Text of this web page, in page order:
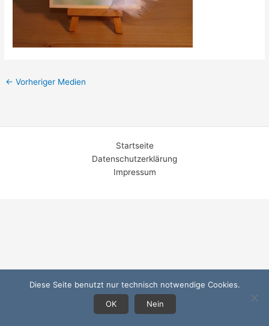
← Vorheriger Medien
Startseite
Datenschutzerklärung
Impressum
Diese Seite benutzt nur technisch notwendige Cookies.
OK
Nein